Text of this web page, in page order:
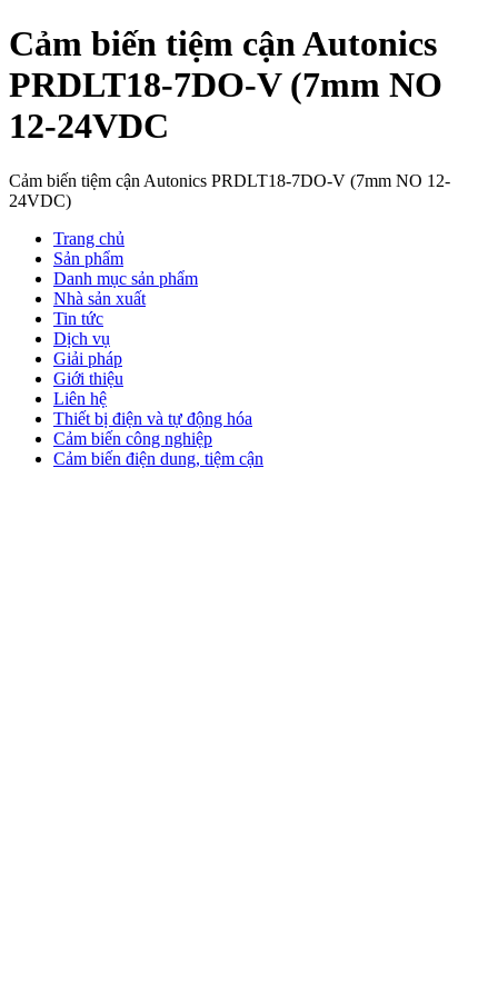
Cảm biến tiệm cận Autonics
PRDLT18-7DO-V (7mm NO
12-24VDC
Cảm biến tiệm cận Autonics PRDLT18-7DO-V (7mm NO 12-
24VDC)
Trang chủ
Sản phẩm
Danh mục sản phẩm
Nhà sản xuất
Tin tức
Dịch vụ
Giải pháp
Giới thiệu
Liên hệ
Thiết bị điện và tự động hóa
Cảm biến công nghiệp
Cảm biến điện dung, tiệm cận